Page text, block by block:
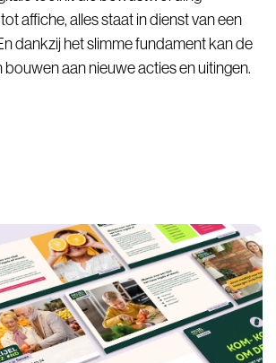
affiche, alles staat in dienst van een
dankzij het slimme fundament kan de
aan nieuwe acties en uitingen.